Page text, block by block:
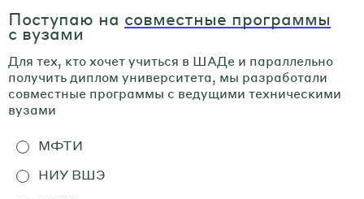
Поступаю на совместные программы
с вузами
Для тех, кто хочет учиться в ШАДе и параллельно
получить диплом университета, мы разработали
совместные программы с ведущими техническими
вузами
МФТИ
НИУ ВШЭ